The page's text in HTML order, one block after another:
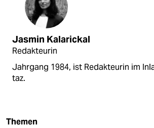
Jasmin Kalarickal
Redakteurin
Jahrgang 1984, ist Redakteurin im
taz.
Themen